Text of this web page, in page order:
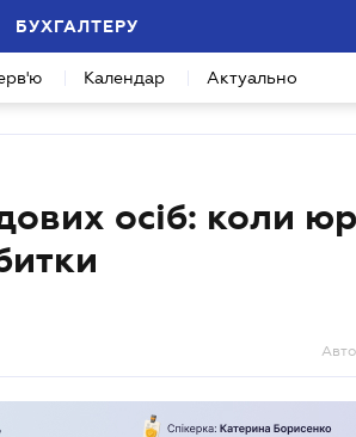
БУХГАЛТЕРУ
Календар Актуально
осіб: коли